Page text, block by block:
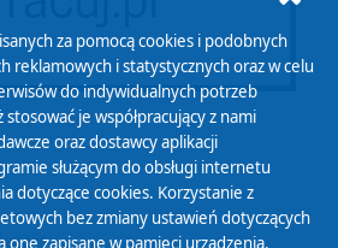
za pomocą cookies i podobnych
reklamowych i statystycznych oraz w celu
do indywidualnych potrzeb
je współpracujący z nami
oraz dostawcy aplikacji
służącym do obsługi internetu
dotyczące cookies. Korzystanie z
bez zmiany ustawień dotyczących
one zapisane w pamięci urządzenia.